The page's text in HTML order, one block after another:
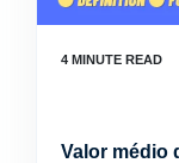
Valor médio